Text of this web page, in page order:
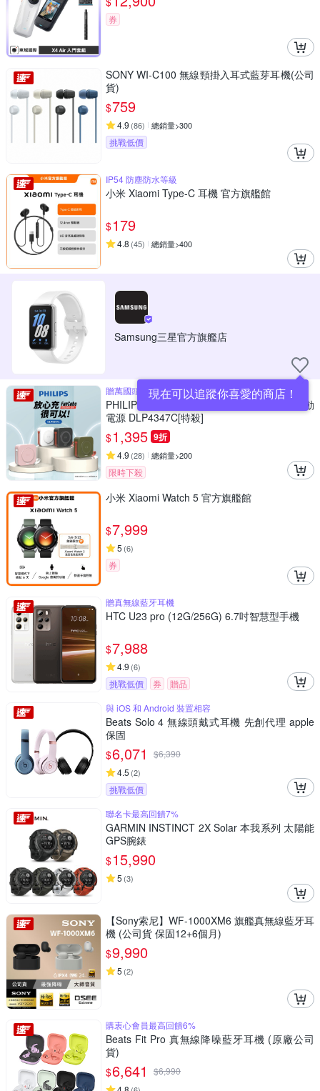
券
SONY WI-C100 無線頸掛入耳式藍芽耳機(公司
貨)
$759
4.9 (86) 總銷量>300
挑戰低價
IP54 防塵防水等級
小米 Xiaomi Type-C 耳機 官方旗艦館
$179
4.8 (45) 總銷量>400
Samsung三星官方旗艦店
現在可以追蹤你喜愛的商店！
贈萬國頭
PHILIPS 飛利浦 10000mAh 多功能十合一行動
電源 DLP4347C[特殺]
$1,395 9折
4.9 (28) 總銷量>200
限時下殺
小米 Xiaomi Watch 5 官方旗艦館
$7,999
5 (6)
券
贈真無線藍牙耳機
HTC U23 pro (12G/256G) 6.7吋智慧型手機
$7,988
4.9 (6)
挑戰低價 券
贈品
與 iOS 和 Android 裝置相容
Beats Solo 4 無線頭戴式耳機 先創代理 apple
保固
$6,071 $6,390
4.5 (2)
挑戰低價
聯名卡最高回饋7%
GARMIN INSTINCT 2X Solar 本我系列 太陽能
GPS腕錶
$15,990
5 (3)
【Sony索尼】WF-1000XM6 旗艦真無線藍牙耳
機 (公司貨 保固12+6個月)
$9,990
5 (2)
購衷心會員最高回饋6%
Beats Fit Pro 真無線降噪藍牙耳機 (原廠公司
貨)
$6,641 $6,990